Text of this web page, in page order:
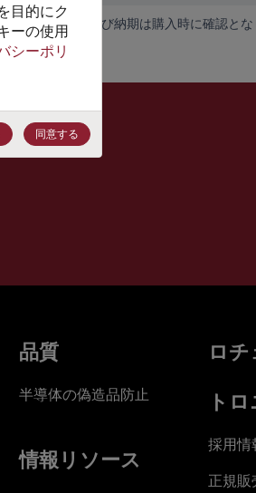
格、在庫状況および納期は購入時に確認と
目的にク
ーの使用
シーポリ
同意する
品質
半導体の偽造品防止
情報リソース
ロ
ト
採用情
正規販